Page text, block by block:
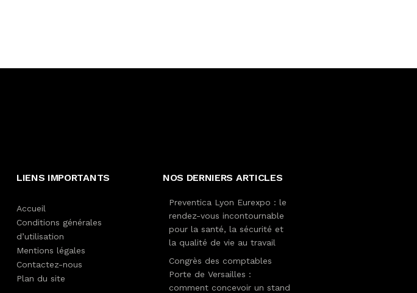
LIENS IMPORTANTS
Accueil
Conditions générales
d’utilisation
Mentions légales
Contactez-nous
Plan du site
NOS DERNIERS ARTICLES
Preventica Lyon Eurexpo : le
rendez-vous incontournable
pour la santé, la sécurité et
la qualité de vie au travail
Congrès des comptables
Porte de Versailles :
comment concevoir un stand